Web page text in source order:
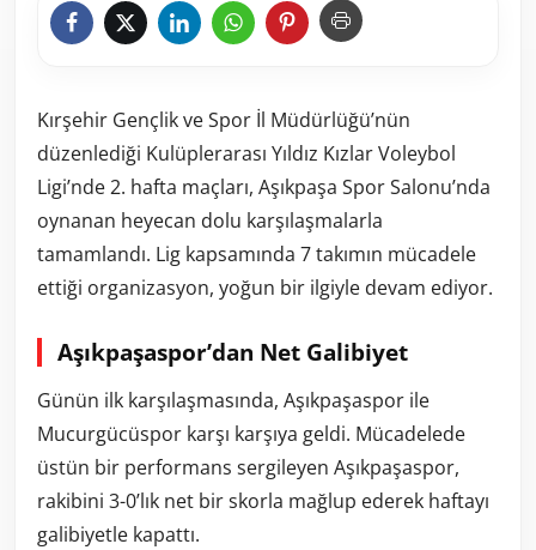
Kırşehir Gençlik ve Spor İl Müdürlüğü’nün
düzenlediği Kulüplerarası Yıldız Kızlar Voleybol
Ligi’nde 2. hafta maçları, Aşıkpaşa Spor Salonu’nda
oynanan heyecan dolu karşılaşmalarla
tamamlandı. Lig kapsamında 7 takımın mücadele
ettiği organizasyon, yoğun bir ilgiyle devam ediyor.
Aşıkpaşaspor’dan Net Galibiyet
Günün ilk karşılaşmasında, Aşıkpaşaspor ile
Mucurgücüspor karşı karşıya geldi. Mücadelede
üstün bir performans sergileyen Aşıkpaşaspor,
rakibini 3-0’lık net bir skorla mağlup ederek haftayı
galibiyetle kapattı.